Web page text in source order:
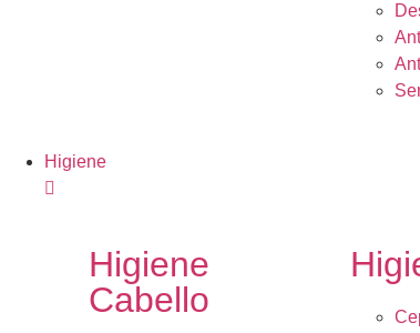
Higiene
Higiene
Cabello